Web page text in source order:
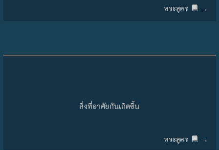
พระสูตร →
สิ่งที่อาศัยกันเกิดขึ้น
พระสูตร →